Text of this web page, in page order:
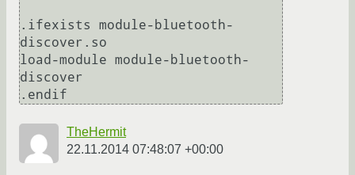
.ifexists module-bluetooth-
discover.so
load-module module-bluetooth-
discover
TheHermit
22.11.2014 07:48:07 +00:00